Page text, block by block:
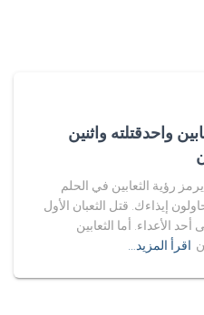
واحدقتلته واثنين
رؤية الثعابين في الحلم
إيذاءك. قتل الثعبان الأول
الأعداء. أما الثعابين
اقرأ المزيد…